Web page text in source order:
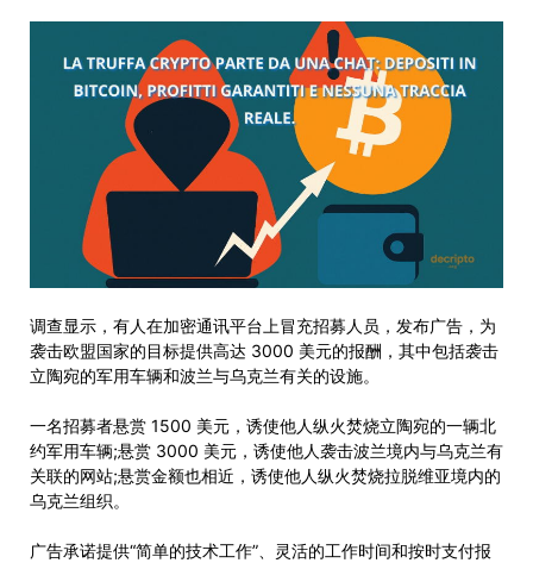
调查显示，有人在加密通讯平台上冒充招募人员，发布广告，为
袭击欧盟国家的目标提供高达 3000 美元的报酬，其中包括袭击
立陶宛的军用车辆和波兰与乌克兰有关的设施。
一名招募者悬赏 1500 美元，诱使他人纵火焚烧立陶宛的一辆北
约军用车辆;悬赏 3000 美元，诱使他人袭击波兰境内与乌克兰有
关联的网站;悬赏金额也相近，诱使他人纵火焚烧拉脱维亚境内的
乌克兰组织。
广告承诺提供“简单的技术工作”、灵活的工作时间和按时支付报